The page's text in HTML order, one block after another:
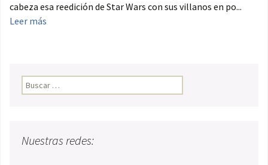
cabeza esa reedición de Star Wars con sus villanos en po...
Leer más
Buscar:
Nuestras redes: